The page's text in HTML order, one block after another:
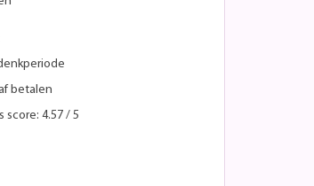
betalen
score: 4.57 / 5